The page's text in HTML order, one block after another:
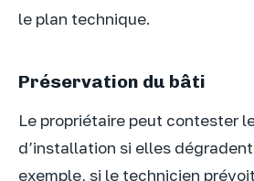
le plan technique.
Préservation du bâti
Le propriétaire peut contester
d’installation si elles
exemple, si le technicien